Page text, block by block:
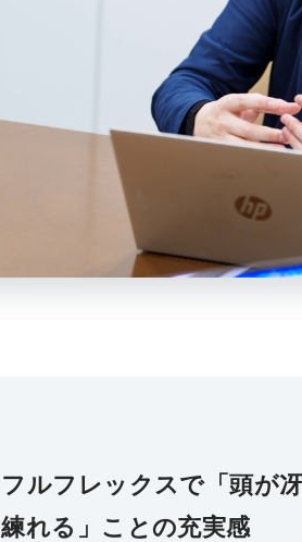
フルフレックスで「頭が
練れる」ことの充実感